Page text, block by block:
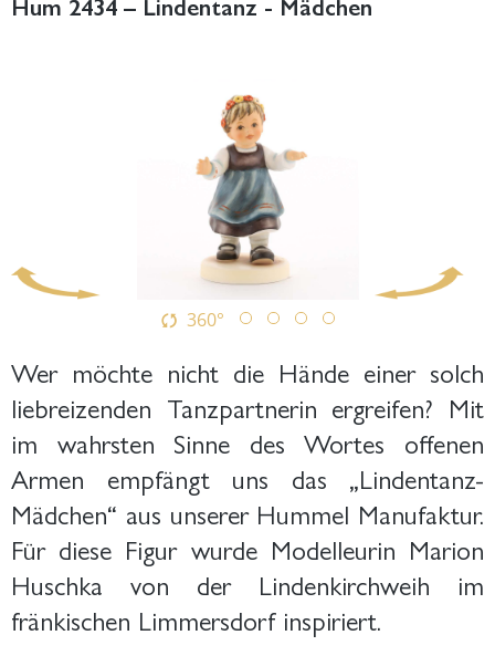
360°
Wer möchte nicht die Hände einer solch
liebreizenden Tanzpartnerin ergreifen? Mit
im wahrsten Sinne des Wortes offenen
Armen empfängt uns das „Lindentanz-
Mädchen“ aus unserer Hummel Manufaktur.
Für diese Figur wurde Modelleurin Marion
Huschka von der Lindenkirchweih im
fränkischen Limmersdorf inspiriert.